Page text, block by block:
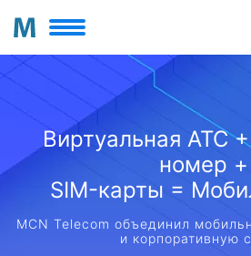
Виртуальная АТС
номер +
SIM-карты =
MCN Telecom объединил
и корпоративную